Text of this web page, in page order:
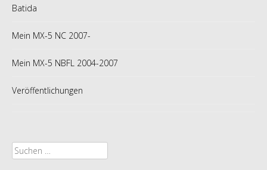
Batida
Mein MX-5 NC 2007-
Mein MX-5 NBFL 2004-2007
Veröffentlichungen
Suche
nach: